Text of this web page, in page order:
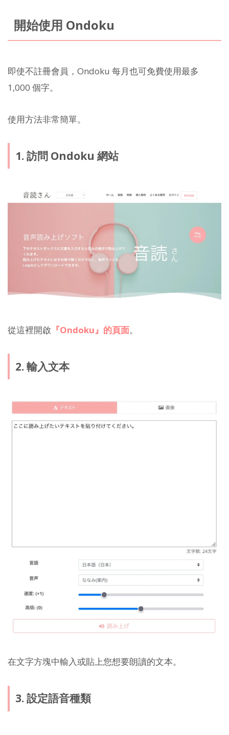
開始使用 Ondoku
即使不註冊會員，Ondoku 每月也可免費使用最多
1,000 個字。
使用方法非常簡單。
1. 訪問 Ondoku 網站
從這裡開啟 『Ondoku』的頁面。
2. 輸入文本
在文字方塊中輸入或貼上您想要朗讀的文本。
3. 設定語音種類